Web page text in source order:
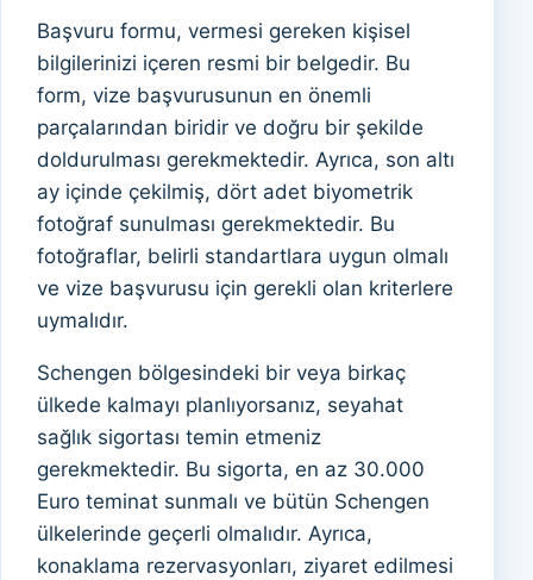
Başvuru formu, vermesi gereken kişisel
bilgilerinizi içeren resmi bir belgedir. Bu
form, vize başvurusunun en önemli
parçalarından biridir ve doğru bir şekilde
doldurulması gerekmektedir. Ayrıca, son altı
ay içinde çekilmiş, dört adet biyometrik
fotoğraf sunulması gerekmektedir. Bu
fotoğraflar, belirli standartlara uygun olmalı
ve vize başvurusu için gerekli olan kriterlere
uymalıdır.
Schengen bölgesindeki bir veya birkaç
ülkede kalmayı planlıyorsanız, seyahat
sağlık sigortası temin etmeniz
gerekmektedir. Bu sigorta, en az 30.000
Euro teminat sunmalı ve bütün Schengen
ülkelerinde geçerli olmalıdır. Ayrıca,
konaklama rezervasyonları, ziyaret edilmesi